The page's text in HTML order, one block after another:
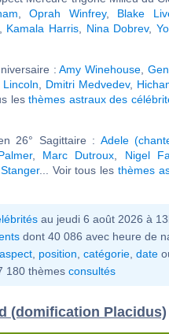
,Oprah Winfrey, Blake
Kamala Harris Nina Dobrev,
:Amy Winehouse
Dmitri Medvedev,
lesthèmes astraux des
26° Sagittaire : Adele
, Marc Dutroux Nigel
... Voir tous les thèmes
au jeudi 6 août 2026 à
dont 40 086 avec heure de
aspect position catégorie date
180 thèmes consultés
(domification Placidus)